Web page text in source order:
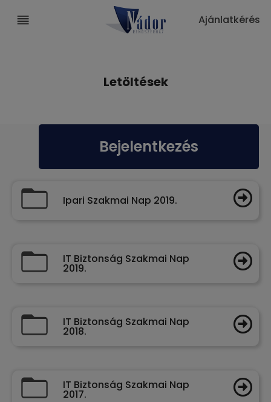
Ajánlatkérés
Letöltések
Bejelentkezés
Ipari Szakmai Nap 2019.
IT Biztonság Szakmai Nap
2019.
IT Biztonság Szakmai Nap
2018.
IT Biztonság Szakmai Nap
2017.